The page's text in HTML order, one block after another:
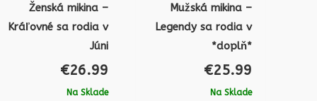
Ženská mikina –
Kráľovné sa rodia v
Júni
€26.99
Na Sklade
Mužská mikina –
Legendy sa rodia v
*doplň*
€25.99
Na Sklade